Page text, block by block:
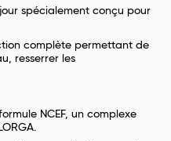
spécialement conçu pour
complète permettant de
resserrer les
NCEF, un complexe